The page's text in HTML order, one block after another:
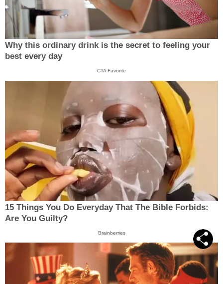
Why this ordinary drink is the secret to feeling your
best every day
CTA Favorite
15 Things You Do Everyday That The Bible Forbids:
Are You Guilty?
Brainberries